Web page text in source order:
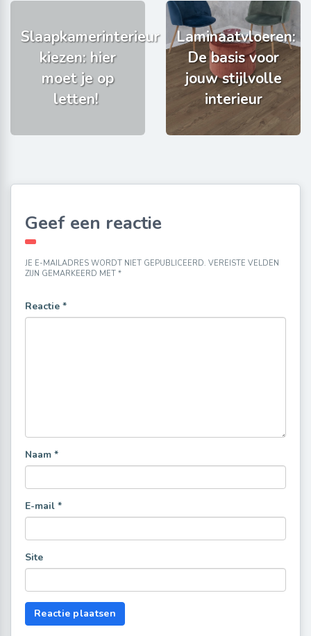
Slaapkamerinterieur
kiezen: hier
moet je op
letten!
Laminaatvloeren:
De basis voor
jouw stijlvolle
interieur
Geef een reactie
JE E-MAILADRES WORDT NIET GEPUBLICEERD. VEREISTE VELDEN
ZIJN GEMARKEERD MET *
Reactie *
Naam *
E-mail *
Site